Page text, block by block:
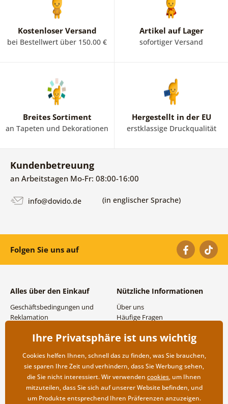
Kostenloser Versand
bei Bestellwert über 150.00 €
Artikel auf Lager
sofortiger Versand
Breites Sortiment
an Tapeten und Dekorationen
Hergestellt in der EU
erstklassige Druckqualität
Kundenbetreuung
an Arbeitstagen Mo-Fr: 08:00-16:00
info@dovido.de (in englischer Sprache)
Folgen Sie uns auf
Alles über den Einkauf
Geschäftsbedingungen und
Reklamation
Versand- und
Rücksendung der Ware
Nützliche Informationen
Über uns
Häufige Fragen
Großhandel und
Ihre Privatsphäre ist uns wichtig
Cookies helfen Ihnen, schnell das zu finden, was Sie brauchen,
sie sparen Ihre Zeit und verhindern, dass Sie Werbung sehen,
die Sie nicht interessiert. Wir verwenden cookies, um Ihnen
mitzuteilen, dass Sie sich auf unserer Website befinden, und
um Produkte entsprechend Ihren Präferenzen anzuzeigen.